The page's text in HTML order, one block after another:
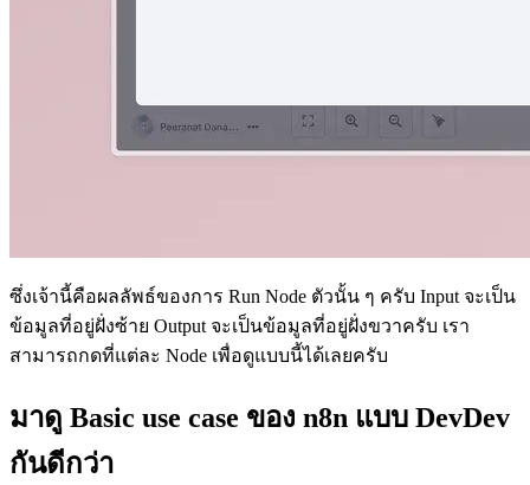
ซึ่งเจ้านี้คือผลลัพธ์ของการ Run Node ตัวนั้น ๆ ครับ Input จะเป็น
ข้อมูลที่อยู่ฝั่งซ้าย Output จะเป็นข้อมูลที่อยู่ฝั่งขวาครับ เรา
สามารถกดที่แต่ละ Node เพื่อดูแบบนี้ได้เลยครับ
มาดู Basic use case ของ n8n แบบ DevDev
กันดีกว่า